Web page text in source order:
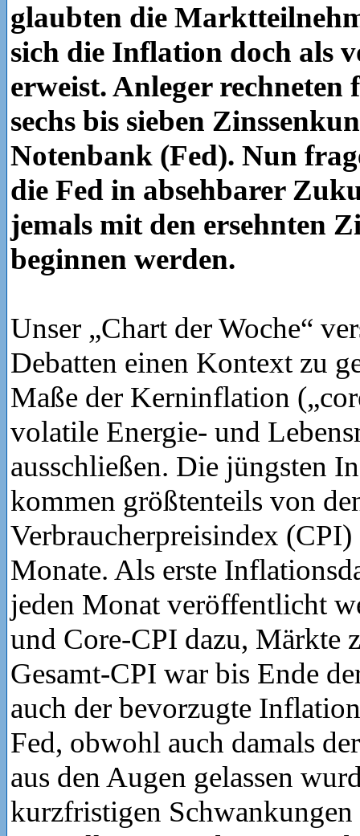
glaubten die
sich die Inflation doch als
erweist. Anleger rechneten
sechs bis sieben
Notenbank (Fed). Nun
die Fed in absehbarer
jemals mit den ersehnten
beginnen werden.
Unser „Chart der Woche“
Debatten einen Kontext zu
Maße der Kerninflation
volatile Energie- und
ausschließen. Die jüngsten
kommen größtenteils von
Verbraucherpreisindex (CPI)
Monate. Als erste
jeden Monat veröffentlicht
und Core-CPI dazu, Märkte
Gesamt-CPI war bis Ende
auch der bevorzugte
Fed, obwohl auch damals
aus den Augen gelassen
kurzfristigen Schwankungen